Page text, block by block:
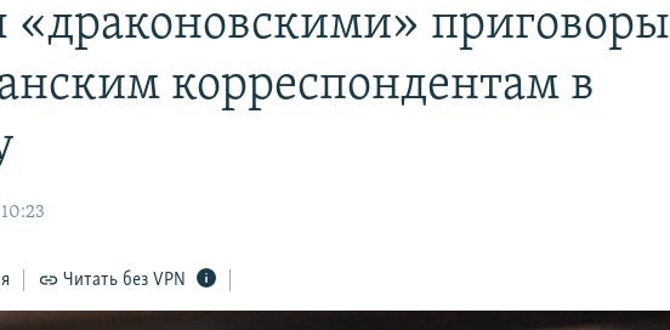
«драконовскими» приговоры
корреспондентам в
Читать без VPN